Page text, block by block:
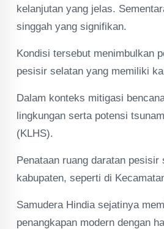
kelanjutan yang jelas.
singgah yang signifikan.
Kondisi tersebut menimbulkan
pesisir selatan yang memiliki
Dalam konteks mitigasi
lingkungan serta potensi
(KLHS).
Penataan ruang daratan
kabupaten, seperti di
Samudera Hindia sejatinya
penangkapan modern dengan